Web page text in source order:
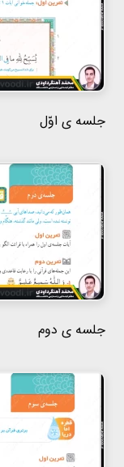
هفتم
هشتم
نهم
جلسه ی اوّل
جلسه ی دوم